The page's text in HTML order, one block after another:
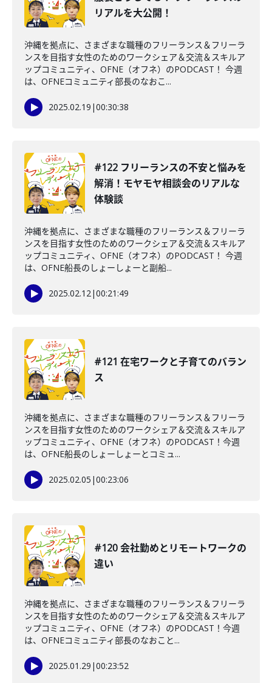
リアルを大公開！
沖縄を拠点に、さまざまな職種のフリーランス＆フリーラ
ンスを目指す女性のためのワークシェア＆交流＆スキルア
ップコミュニティ、OFNE（オフネ）のPODCAST！ 今週
は、OFNEコミュニティ部長のなおこ...
2025.02.19 |00:30:38
#122 フリーランスの不安と悩みを
解消！モヤモヤ相談会のリアルな
体験談
沖縄を拠点に、さまざまな職種のフリーランス＆フリーラ
ンスを目指す女性のためのワークシェア＆交流＆スキルア
ップコミュニティ、OFNE（オフネ）のPODCAST！ 今週
は、OFNE船長のしょーしょーと副船...
2025.02.12|00:21:49
#121 在宅ワークと子育てのバラン
ス
沖縄を拠点に、さまざまな職種のフリーランス＆フリーラ
ンスを目指す女性のためのワークシェア＆交流＆スキルア
ップコミュニティ、OFNE（オフネ）のPODCAST！今週
は、OFNE船長のしょーしょーとコミュ...
2025.02.05 |00:23:06
#120 会社勤めとリモートワークの
違い
沖縄を拠点に、さまざまな職種のフリーランス＆フリーラ
ンスを目指す女性のためのワークシェア＆交流＆スキルア
ップコミュニティ、OFNE（オフネ）のPODCAST！今週
は、OFNEコミュニティ部長のなおこと...
2025.01.29 |00:23:52